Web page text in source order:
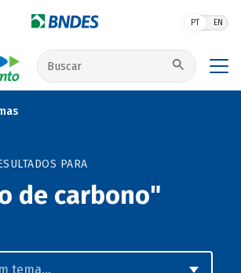
PT EN
Buscar no site
PARA
de carbono"